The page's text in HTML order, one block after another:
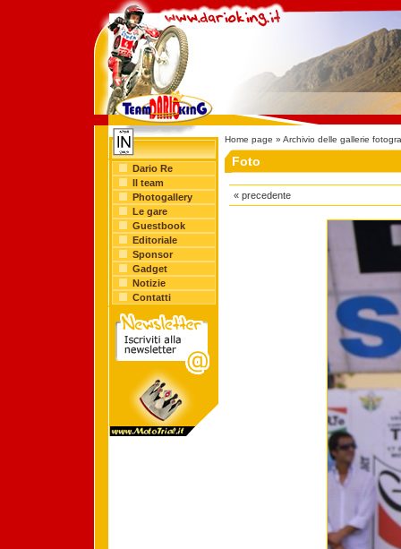
Dario Re
Il team
Photogallery
Le gare
Guestbook
Editoriale
Sponsor
Gadget
Notizie
Contatti
Home page » Archivio delle gallerie
Foto
« precedente